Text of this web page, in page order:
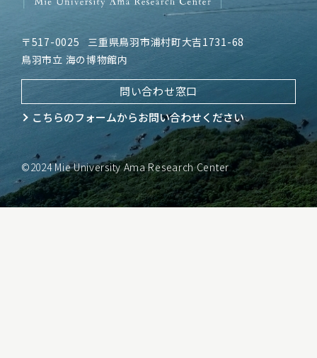
〒517-0025
三重県鳥羽市浦村町大吉1731-68
鳥羽市立 海の博物館内
問い合わせ窓口
こちらのフォームからお問い合わせください
©2024 Mie University Ama Research Center